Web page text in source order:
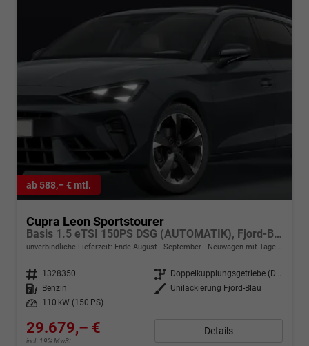
ab 588,– € mtl.
Cupra Leon Sportstourer
Basis 1.5 eTSI 150PS DSG (AUTOMATIK), Fjord-Blau, 18" Alu Garbi, Sitzheizung, M-Lederlenkrad beheizt, Parksensoren vorne und hinten, Adaptiver Tempomat, 3-Zonen-Climatronic, Radio 12,9" + Full Link (Navi-Funktion über Smartphone), Elektr. Heckklappe
unverbindliche Lieferzeit: Ende August - September Neuwagen mit Tageszulassung
Fahrzeugnr. 1328350 Getriebe
Doppelkupplungsgetriebe (DSG)
Kraftstoff
Benzin Außenfarbe
Unilackierung Fjord-Blau
Leistung
110 kW (150 PS)
29.679,– €
incl. 19% MwSt.
Details